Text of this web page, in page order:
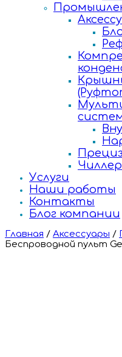
Услуги
Наши работы
Контакты
Блог компании
Главная / Аксессуары /
Беспроводной пульт